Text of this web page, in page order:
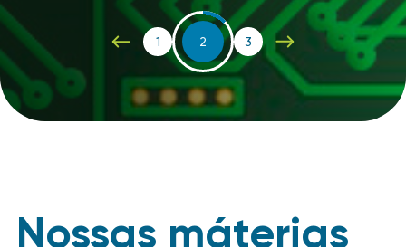
1 2 3
Nossas máterias